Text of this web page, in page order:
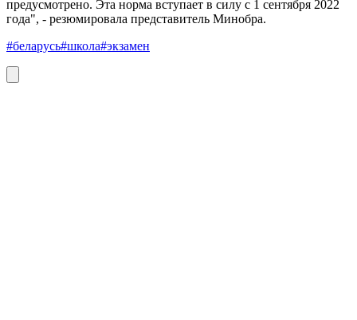
предусмотрено. Эта норма вступает в силу с 1 сентября 2022
года", - резюмировала представитель Минобра.
#беларусь#школа#экзамен